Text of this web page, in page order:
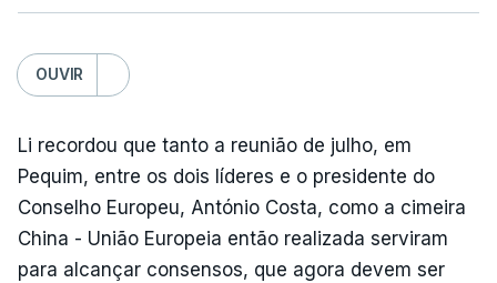
OUVIR
Li recordou que tanto a reunião de julho, em
Pequim, entre os dois líderes e o presidente do
Conselho Europeu, António Costa, como a cimeira
China - União Europeia então realizada serviram
para alcançar consensos, que agora devem ser